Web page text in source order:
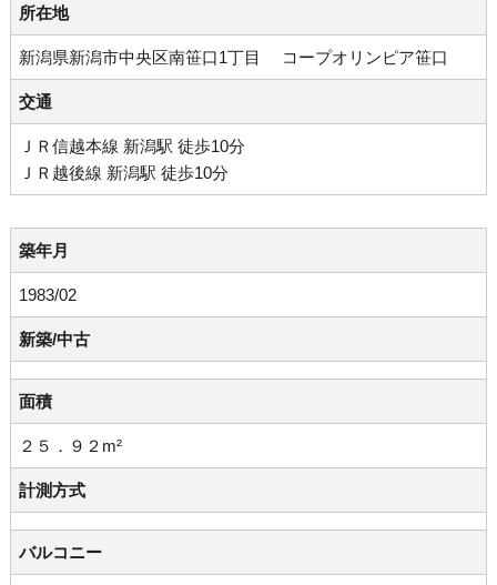
所在地
新潟県新潟市中央区南笹口1丁目 コープオリンピア笹口
交通
ＪＲ信越本線 新潟駅 徒歩10分
ＪＲ越後線 新潟駅 徒歩10分
築年月
1983/02
新築/中古
面積
２５．９２m²
計測方式
バルコニー